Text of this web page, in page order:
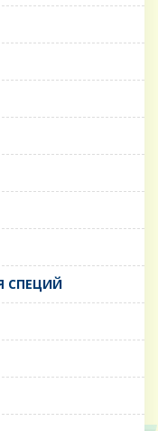
СПЕЦИЙ